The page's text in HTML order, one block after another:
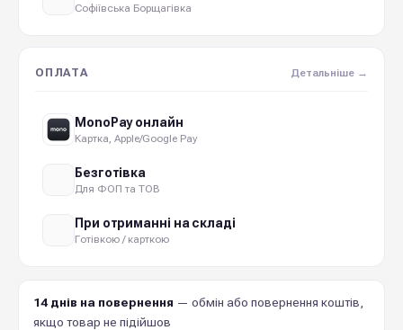
Софіївська Борщагівка
ОПЛАТА Детальніше →
MonoPay онлайн
Картка, Apple/Google Pay
Безготівка
Для ФОП та ТОВ
При отриманні на складі
Готівкою / карткою
14 днів на повернення — обмін або повернення коштів,
якщо товар не підійшов